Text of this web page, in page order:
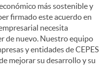
más sostenible y
firmado este acuerdo en
necesita
de nuevo. Nuestro equipo
y entidades de CEPES
mejorar su desarrollo y su